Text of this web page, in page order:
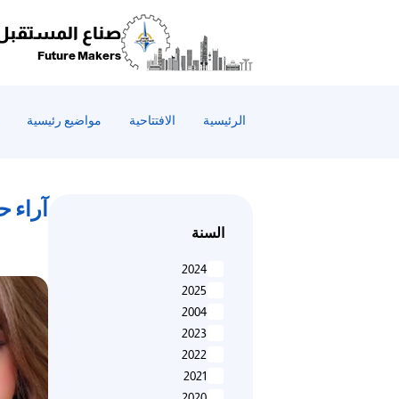
صناع
Future Makers
الرئيسية الافتتاحية مواضيع رئيسية
السنة
2024
2025
2004
2023
2022
2021
آراء